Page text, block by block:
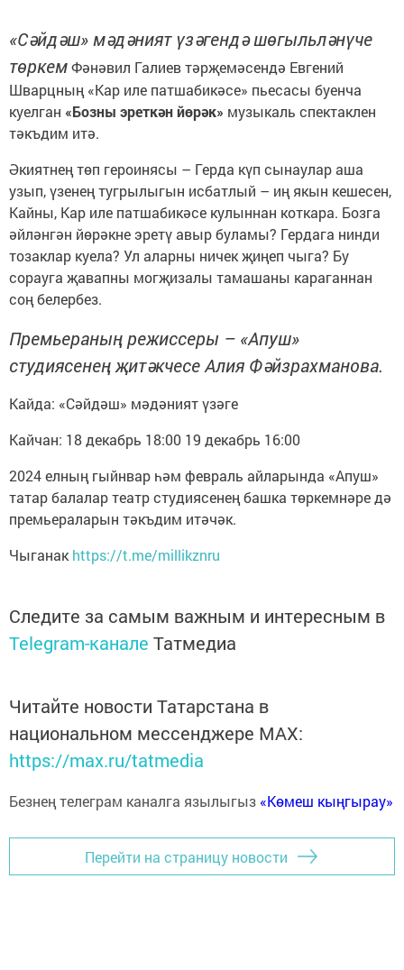
«Сәйдәш» мәдәният үзәгендә шөгыльләнүче
төркемФәнәвил Галиев тәрҗемәсендә Евгений
Шварцның «Кар иле патшабикәсе» пьесасы буенча
куелган «Бозны эреткән йөрәк» музыкаль спектаклен
тәкъдим итә.
Әкиятнең төп героинясы – Герда күп сынаулар аша
узып, үзенең тугрылыгын исбатлый – иң якын кешесен,
Кайны, Кар иле патшабикәсе кулыннан коткара. Бозга
әйләнгән йөрәкне эретү авыр буламы? Гердага нинди
тозаклар куела? Ул аларны ничек җиңеп чыга? Бу
сорауга җавапны могҗизалы тамашаны караганнан
соң белербез.
Премьераның режиссеры – «Апуш»
студиясенең җитәкчесе Алия Фәйзрахманова.
Кайда: «Сәйдәш» мәдәният үзәге
Кайчан: 18 декабрь 18:00 19 декабрь 16:00
2024 елның гыйнвар һәм февраль айларында «Апуш»
татар балалар театр студиясенең башка төркемнәре дә
премьераларын тәкъдим итәчәк.
Чыганакhttps://t.me/millikznru
Следите за самым важным и интересным в
Telegram-канале Татмедиа
Читайте новости Татарстана в
национальном мессенджере MАХ:
https://max.ru/tatmedia
Безнең телеграм каналга язылыгыз «Көмеш кыңгырау»
Перейти на страницу новости